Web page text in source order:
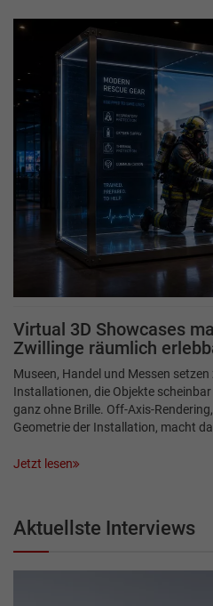
Virtual 3D Showcases
Zwillinge räumlich
Museen, Handel und Messen
Installationen, die Objekte
ganz ohne Brille. Off-Axis-
Geometrie der Installation, macht
Jetzt lesen
Aktuellste Interviews